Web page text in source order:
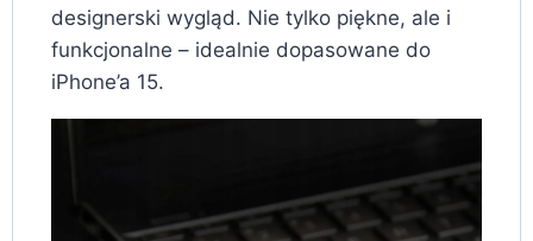
designerski wygląd. Nie tylko piękne, ale i
funkcjonalne – idealnie dopasowane do
iPhone’a 15.